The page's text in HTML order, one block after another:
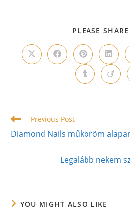
PLEASE
Opens
in
Opens
in
window
Opens
in
a
new
window
Opens
in
a
new
Opens
in
new
Opens
in
new
Read
articles
Previous Post
Diamond Nails műköröm
Legalább nekem
YOU MIGHT ALSO LIKE